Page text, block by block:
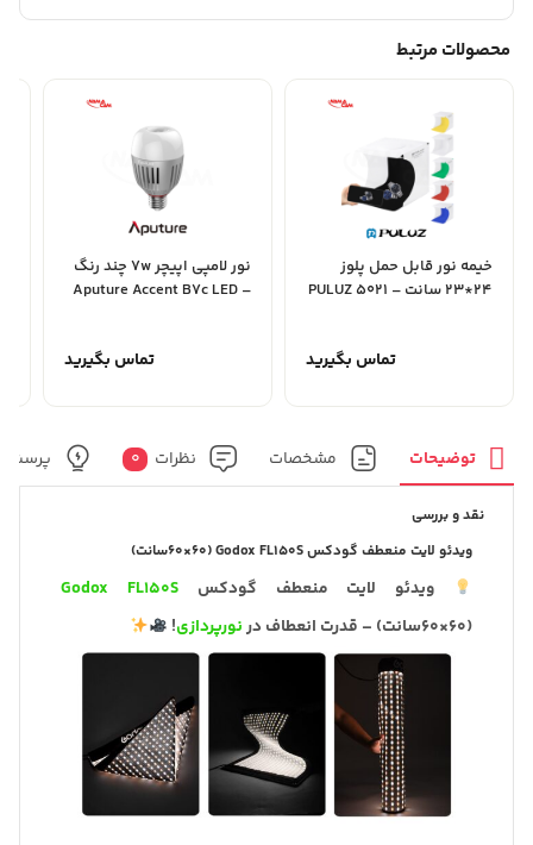
محصولات مرتبط
خیمه نور قابل حمل پلوز
24*23 سانت – 5021 PULUZ
تماس بگیرید
نور لامپی اپیچر 7w چند رنگ
– Aputure Accent B7c LED
تماس بگیرید
توضیحات مشخصات نظرات 0 پرسش
نقد و بررسی
ویدئو لایت منعطف گودکس Godox FL150S (60×60سانت)
ویدئو لایت منعطف گودکسGodox FL150S
(60×60سانت) – قدرت انعطاف در
نورپردازی!